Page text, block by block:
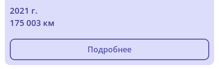
2021 г.
175 003 км
Подробнее